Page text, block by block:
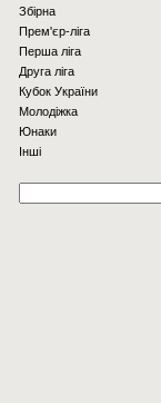
Збірна
Прем'єр-ліга
Перша ліга
Друга ліга
Кубок України
Молодіжка
Юнаки
Інші